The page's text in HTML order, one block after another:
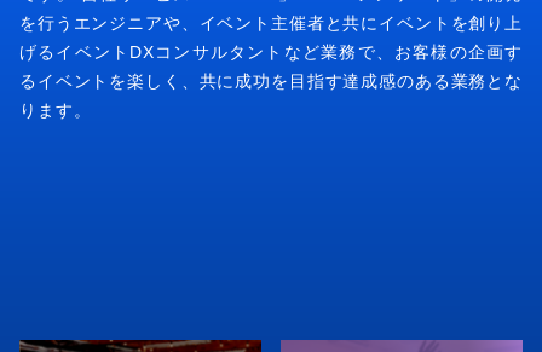
を行うエンジニアや、イベント主催者と共にイベントを創り上
げるイベントDXコンサルタントなど業務で、お客様の企画す
るイベントを楽しく、共に成功を目指す達成感のある業務とな
ります。